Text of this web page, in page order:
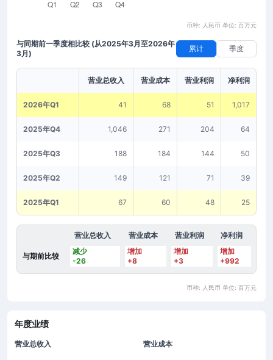
币种: 人民币 单位: 百万元
与同期前一季度相比较 (从2025年3月至2026年
3月)
累计 季度
营业总收入 营业成本 营业利润 净利润
2026年Q1 41 68 51 1,017
2025年Q4 1,046 271 204 64
2025年Q3 188 184 144 50
2025年Q2 149 121 71 39
2025年Q1 67 60 48 25
营业总收入 营业成本 营业利润 净利润
与期前比较
减少
-26
增加
+8
增加
+3
增加
+992
币种: 人民币 单位: 百万元
年度业绩
营业总收入 营业成本